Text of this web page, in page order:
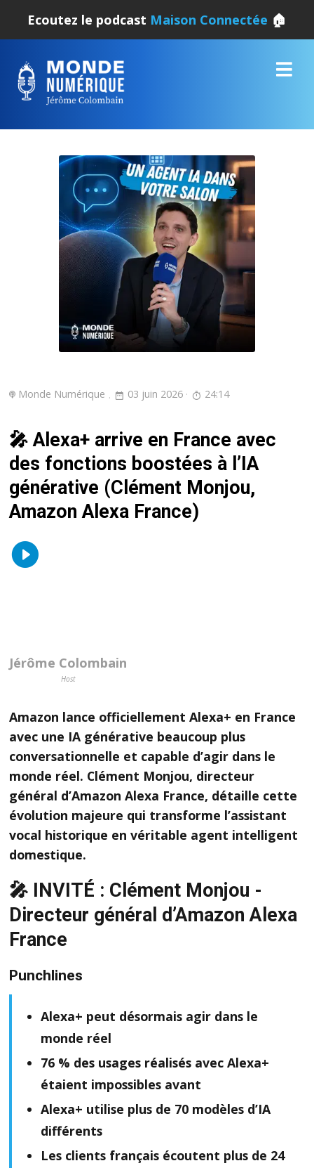
Ecoutez le podcast Maison Connectée 🏠
Monde Numérique 03 juin 2026 24:14
🎤 Alexa+ arrive en France avec
des fonctions boostées à l’IA
générative (Clément Monjou,
Amazon Alexa France)
Jérôme Colombain
Host
Amazon lance officiellement Alexa+ en France
avec une IA générative beaucoup plus
conversationnelle et capable d’agir dans le
monde réel. Clément Monjou, directeur
général d’Amazon Alexa France, détaille cette
évolution majeure qui transforme l’assistant
vocal historique en véritable agent intelligent
domestique.
🎤 INVITÉ : Clément Monjou -
Directeur général d’Amazon Alexa
France
Punchlines
Alexa+ peut désormais agir dans le
monde réel
76 % des usages réalisés avec Alexa+
étaient impossibles avant
Alexa+ utilise plus de 70 modèles d’IA
différents
Les clients français écoutent plus de 24